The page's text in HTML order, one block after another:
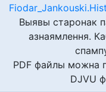
Выявы старонак
азнаямлення.
PDF файлы можна
DJVU